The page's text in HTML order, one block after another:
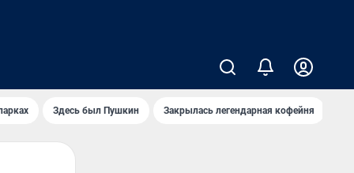
Здесь был Пушкин Закрылась легендарная кофейня